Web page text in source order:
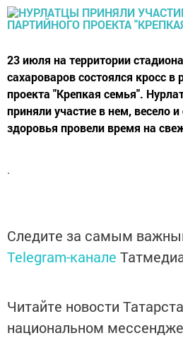
23 июля на территории
сахароваров состоялся кросс в
проекта "Крепкая семья".
приняли участие в нем, весело
здоровья провели время на
.
Следите за самым
Telegram-канале
Читайте новости
национальном